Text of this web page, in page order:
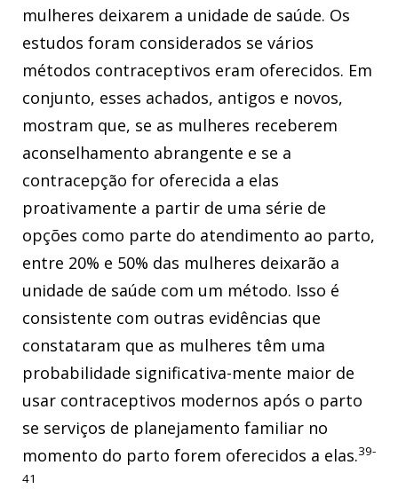
mulheres deixarem a unidade de saúde. Os
estudos foram considerados se vários
métodos contraceptivos eram oferecidos. Em
conjunto, esses achados, antigos e novos,
mostram que, se as mulheres receberem
aconselhamento abrangente e se a
contracepção for oferecida a elas
proativamente a partir de uma série de
opções como parte do atendimento ao parto,
entre 20% e 50% das mulheres deixarão a
unidade de saúde com um método. Isso é
consistente com outras evidências que
constataram que as mulheres têm uma
probabilidade significativa-mente maior de
usar contraceptivos modernos após o parto
se serviços de planejamento familiar no
momento do parto forem oferecidos a elas.39-
41